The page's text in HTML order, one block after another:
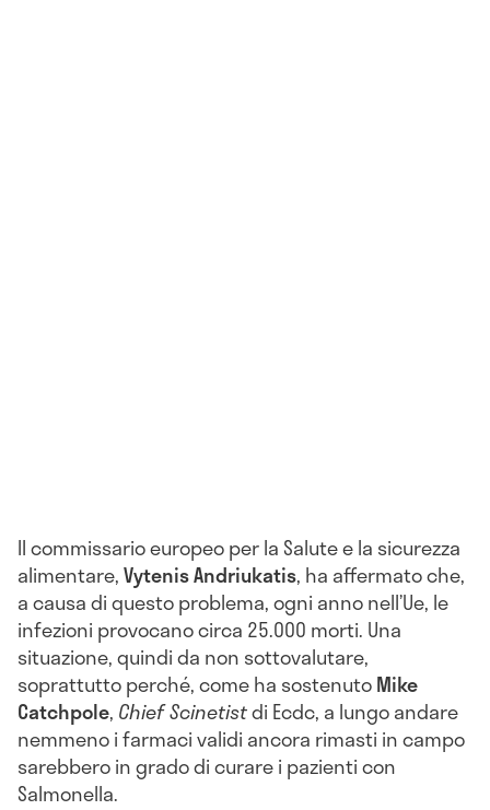
Il commissario europeo per la Salute e la sicurezza
alimentare,VytenisAndriukatis, ha affermato che,
a causa di questo problema, ogni anno nell’Ue, le
infezioni provocano circa 25.000 morti. Una
situazione, quindi da non sottovalutare,
soprattutto perché, come ha sostenutoMike
Catchpole, Chief Scinetistdi Ecdc, a lungo andare
nemmeno i farmaci validi ancora rimasti in campo
sarebbero in grado di curare i pazienti con
Salmonella.